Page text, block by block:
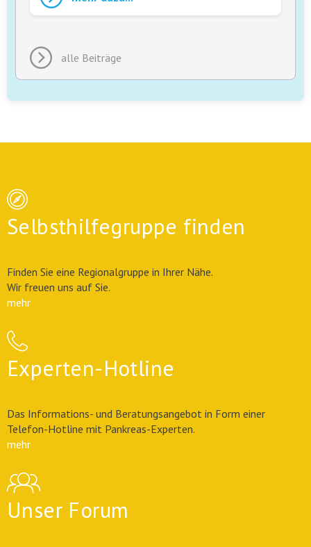
alle Beiträge
Selbsthilfegruppe finden
Finden Sie eine Regionalgruppe in Ihrer Nähe.
Wir freuen uns auf Sie.
mehr
Experten-Hotline
Das Informations- und Beratungsangebot in Form einer
Telefon-Hotline mit Pankreas-Experten.
mehr
Unser Forum